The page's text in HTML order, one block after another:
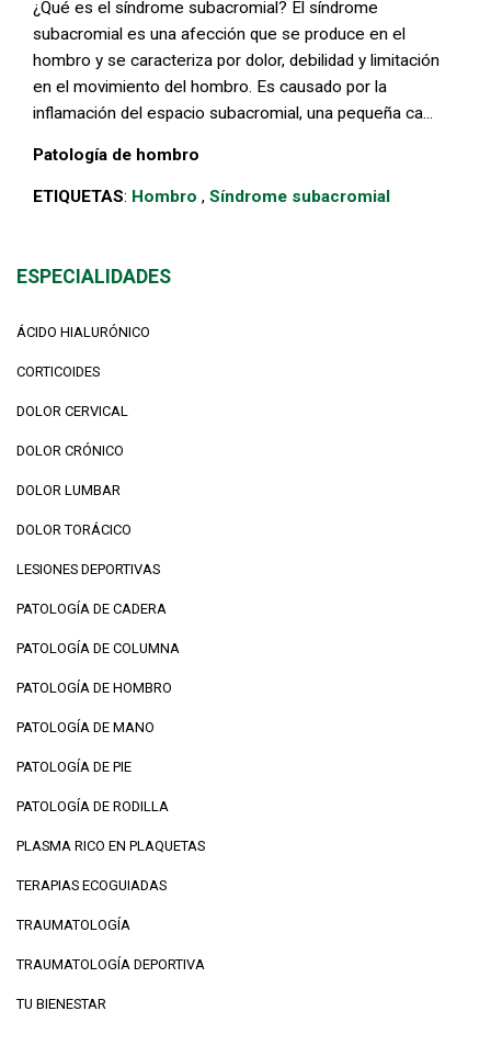
¿Qué es el síndrome subacromial? El síndrome
subacromial es una afección que se produce en el
hombro y se caracteriza por dolor, debilidad y limitación
en el movimiento del hombro. Es causado por la
inflamación del espacio subacromial, una pequeña ca...
Patología de hombro
ETIQUETAS: Hombro , Síndrome subacromial
ESPECIALIDADES
ÁCIDO HIALURÓNICO
CORTICOIDES
DOLOR CERVICAL
DOLOR CRÓNICO
DOLOR LUMBAR
DOLOR TORÁCICO
LESIONES DEPORTIVAS
PATOLOGÍA DE CADERA
PATOLOGÍA DE COLUMNA
PATOLOGÍA DE HOMBRO
PATOLOGÍA DE MANO
PATOLOGÍA DE PIE
PATOLOGÍA DE RODILLA
PLASMA RICO EN PLAQUETAS
TERAPIAS ECOGUIADAS
TRAUMATOLOGÍA
TRAUMATOLOGÍA DEPORTIVA
TU BIENESTAR